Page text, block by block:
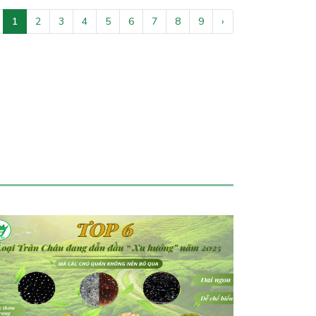
1 2 3 4 5 6 7 8 9 ›